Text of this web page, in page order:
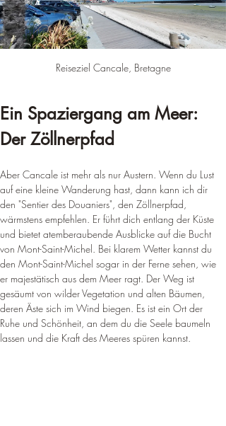
Reiseziel Cancale, Bretagne
Ein Spaziergang am Meer:
Der Zöllnerpfad
Aber Cancale ist mehr als nur Austern. Wenn du Lust
auf eine kleine Wanderung hast, dann kann ich dir
den "Sentier des Douaniers", den Zöllnerpfad,
wärmstens empfehlen. Er führt dich entlang der Küste
und bietet atemberaubende Ausblicke auf die Bucht
von Mont-Saint-Michel. Bei klarem Wetter kannst du
den Mont-Saint-Michel sogar in der Ferne sehen, wie
er majestätisch aus dem Meer ragt. Der Weg ist
gesäumt von wilder Vegetation und alten Bäumen,
deren Äste sich im Wind biegen. Es ist ein Ort der
Ruhe und Schönheit, an dem du die Seele baumeln
lassen und die Kraft des Meeres spüren kannst.